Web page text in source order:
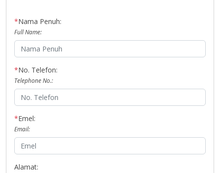
*Nama Penuh:
Full Name:
*No. Telefon:
Telephone No.:
*Emel:
Email:
Alamat: